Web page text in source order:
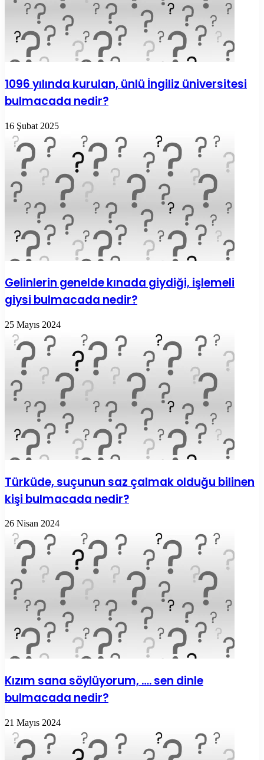
1096 yılında kurulan, ünlü İngiliz üniversitesi
bulmacada nedir?
16 Şubat 2025
Gelinlerin genelde kınada giydiği, işlemeli
giysi bulmacada nedir?
25 Mayıs 2024
Türküde, suçunun saz çalmak olduğu bilinen
kişi bulmacada nedir?
26 Nisan 2024
Kızım sana söylüyorum, …. sen dinle
bulmacada nedir?
21 Mayıs 2024